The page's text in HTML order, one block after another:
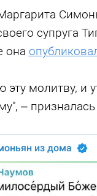
супруга
она
эту молитву, и
–